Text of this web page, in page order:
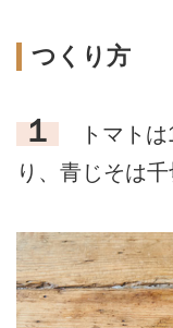
つくり方
１
トマトは
り、青じそは千